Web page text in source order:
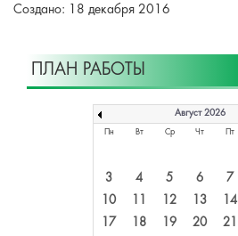
Создано: 18 декабря 2016
ПЛАН РАБОТЫ
Август 2026
Пн Вт Ср Чт Пт
3
4 5 6 7
10
11 12 13 14
17
18 19 20 21